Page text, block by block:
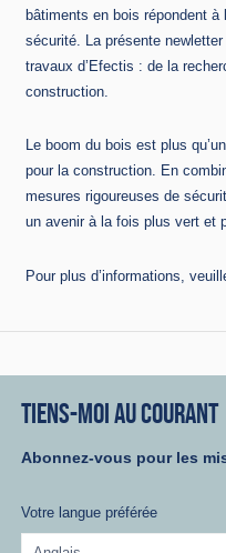
bâtiments en bois répondent
sécurité. La présente
travaux d’Efectis : de la
construction.
Le boom du bois est plus
pour la construction. En
mesures rigoureuses de
un avenir à la fois plus vert et
Pour plus d’informations,
TIENS-MOI AU COURANT
Abonnez-vous pour les
Votre langue préférée